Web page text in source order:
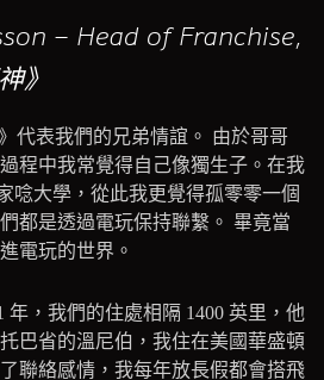
– Head of Franchise,
》
代表我們的兄弟情誼。 由於哥哥
程中我常覺得自己像獨生子。在我
唸大學，從此我更覺得孤零零一個
都是透過電玩保持聯繫。 畢竟當
電玩的世界。
年，我們的住處相隔 1400 英里，他
巴省的溫尼伯，我住在美國華盛頓
聯絡感情，我每年放長假都會搭飛